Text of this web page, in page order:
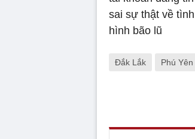
Đắk Lắk Phú Yên